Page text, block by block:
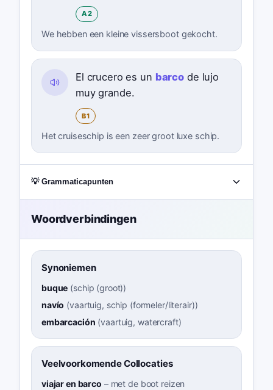
A2
We hebben een kleine vissersboot gekocht.
El crucero es un barco de lujo
muy grande.
B1
Het cruiseschip is een zeer groot luxe schip.
💡 Grammaticapunten
Woordverbindingen
Synoniemen
buque (schip (groot))
navío (vaartuig, schip (formeler/literair))
embarcación (vaartuig, watercraft)
Veelvoorkomende Collocaties
viajar en barco – met de boot reizen